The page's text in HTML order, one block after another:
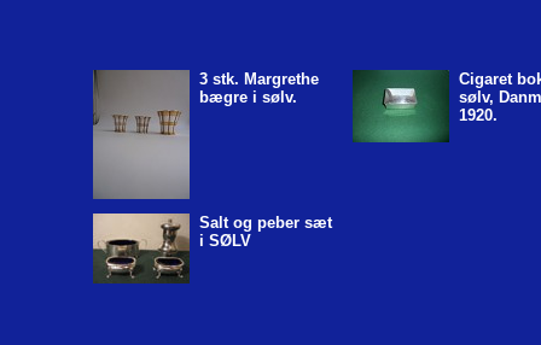
3 stk. Margrethe
bægre i sølv.
Cigaret
sølv,
1920.
Salt og peber sæt
i SØLV